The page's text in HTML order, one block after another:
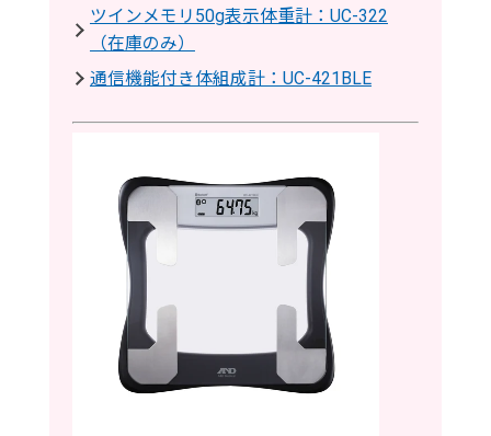
ツインメモリ50g表示体重計：UC-322
（在庫のみ）
通信機能付き体組成計：UC-421BLE